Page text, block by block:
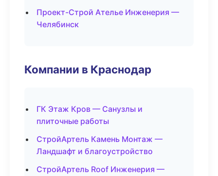
Проект-Строй Ателье Инженерия —
Челябинск
Компании в Краснодар
ГК Этаж Кров — Санузлы и
плиточные работы
СтройАртель Камень Монтаж —
Ландшафт и благоустройство
СтройАртель Roof Инженерия —